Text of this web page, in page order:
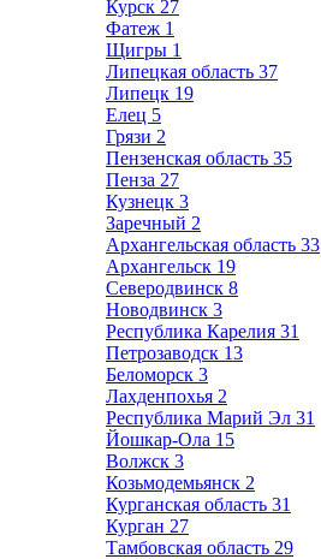
Курск 27
Фатеж 1
Щигры 1
Липецкая область 37
Липецк 19
Елец 5
Грязи 2
Пензенская область 35
Пенза 27
Кузнецк 3
Заречный 2
Архангельская область 33
Архангельск 19
Северодвинск 8
Новодвинск 3
Республика Карелия 31
Петрозаводск 13
Беломорск 3
Лахденпохья 2
Республика Марий Эл 31
Йошкар-Ола 15
Волжск 3
Козьмодемьянск 2
Курганская область 31
Курган 27
Тамбовская область 29